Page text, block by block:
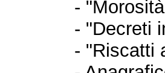
-
- "Decreti
- "Riscatti